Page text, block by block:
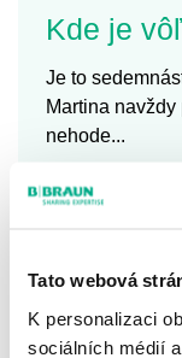
Tato webová
K personalizaci
sociálních médií
Kde je
Je to
Martina
nehode...
Celý článok